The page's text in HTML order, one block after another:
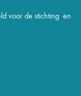
voor de stichting en